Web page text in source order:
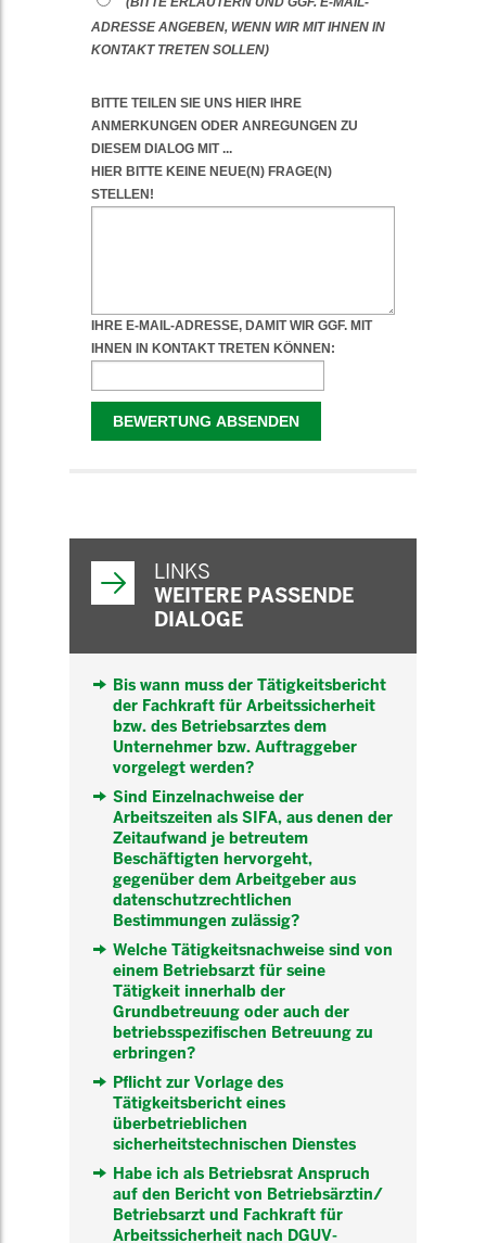
LINKS
WEITERE PASSENDE
DIALOGE
Bis wann muss der Tätigkeitsbericht
der Fachkraft für Arbeitssicherheit
bzw. des Betriebsarztes dem
Unternehmer bzw. Auftraggeber
vorgelegt werden?
Sind Einzelnachweise der
Arbeitszeiten als SIFA, aus denen der
Zeitaufwand je betreutem
Beschäftigten hervorgeht,
gegenüber dem Arbeitgeber aus
datenschutzrechtlichen
Bestimmungen zulässig?
Welche Tätigkeitsnachweise sind von
einem Betriebsarzt für seine
Tätigkeit innerhalb der
Grundbetreuung oder auch der
betriebsspezifischen Betreuung zu
erbringen?
Pflicht zur Vorlage des
Tätigkeitsbericht eines
überbetrieblichen
sicherheitstechnischen Dienstes
Habe ich als Betriebsrat Anspruch
auf den Bericht von Betriebsärztin/
Betriebsarzt und Fachkraft für
Arbeitssicherheit nach DGUV-